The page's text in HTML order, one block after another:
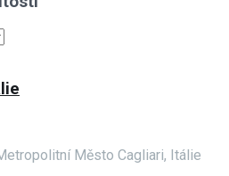
Město Cagliari, Itálie